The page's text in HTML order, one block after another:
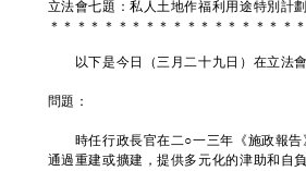
立法會七題：私人土地作福利用途特別計劃
＊ ＊ ＊ ＊ ＊ ＊ ＊ ＊ ＊ ＊ ＊ ＊ ＊ ＊ ＊ ＊ ＊ ＊ ＊
以下是今日（三月二十九日）在立法會
問題：
時任行政長官在二○一三年《施政報告
通過重建或擴建，提供多元化的津助和自